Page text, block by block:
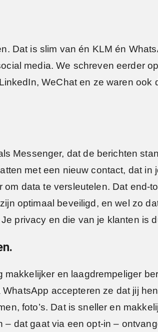
Dat is slim van én KLM én
media. We schreven eerder
WeChat en ze waren ook
Messenger, dat de berichten
met een nieuw contact, dat in
data te versleutelen. Dat end-
optimaal beveiligd, en wel zo
privacy en die van je klanten is
en laagdrempeliger
accepteren ze dat jij
foto’s. Dat is sneller en
– dat gaat via een opt-in –